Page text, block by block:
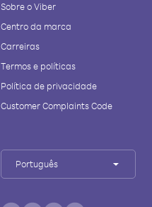
Sobre o Viber
Centro da marca
Carreiras
Termos e políticas
Política de privacidade
Customer Complaints Code
Português